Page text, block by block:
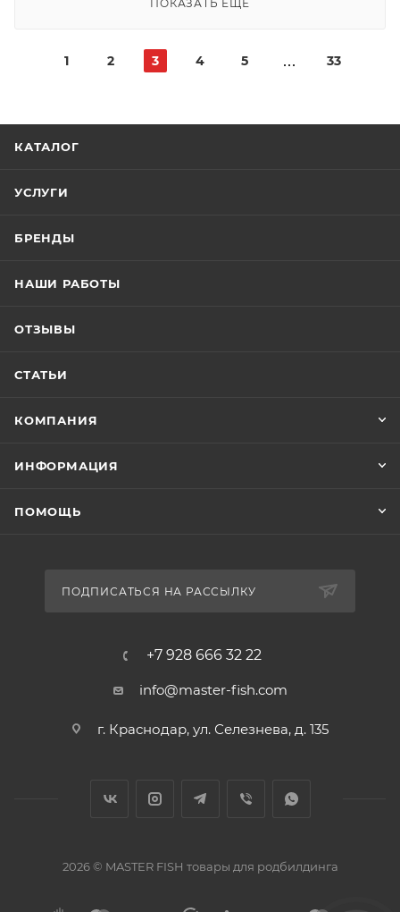
ПОКАЗАТЬ ЕЩЕ
1 2 3 4 5 33
КАТАЛОГ
УСЛУГИ
БРЕНДЫ
НАШИ РАБОТЫ
ОТЗЫВЫ
СТАТЬИ
КОМПАНИЯ
ИНФОРМАЦИЯ
ПОМОЩЬ
ПОДПИСАТЬСЯ НА РАССЫЛКУ
+7 928 666 32 22
info@master-fish.com
г. Краснодар, ул. Селезнева, д. 135
2026 © MASTER FISH товары для родбилдинга